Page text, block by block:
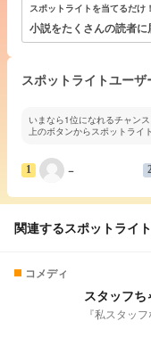
スポットライトを当てるだけ！
小説をたくさんの読者に
スポットライトユー
いまなら1位になれるチャンス
上のボタンからスポットライ
1 −
関連するスポットライ
コメディ
スタッフち
『私スタッ